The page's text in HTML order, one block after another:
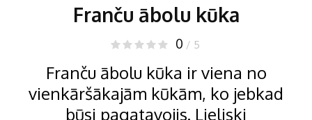
Franču ābolu kūka
0 / 5
Franču ābolu kūka ir viena no
vienkāršākajām kūkām, ko jebkad
būsi pagatavojis. Lieliski